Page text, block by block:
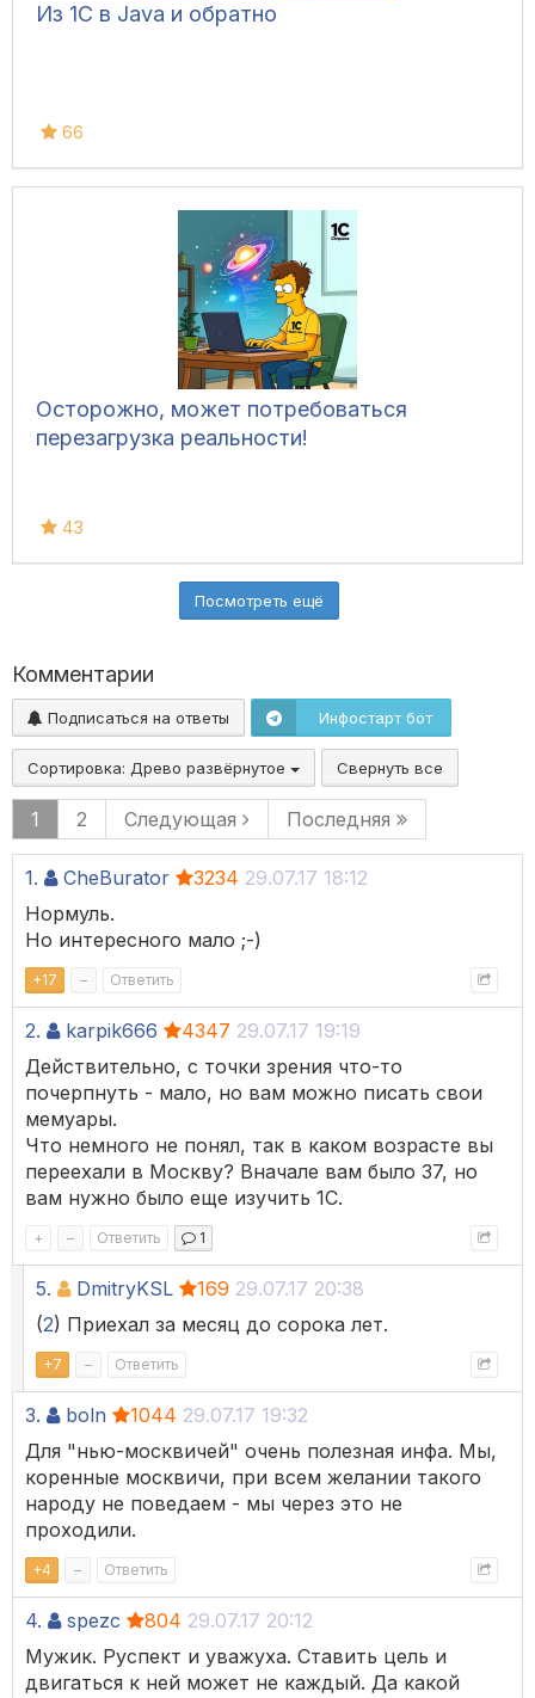
Из 1С в Java и обратно
66
Осторожно, может потребоваться
перезагрузка реальности!
43
Посмотреть ещё
Комментарии
Подписаться на ответы Инфостарт бот
Сортировка: Древо развёрнутое Свернуть все
1 2 Следующая Последняя
1. CheBurator 3234 29.07.17 18:12
Нормуль.
Но интересного мало ;-)
+17 – Ответить
2. karpik666 4347 29.07.17 19:19
Действительно, с точки зрения что-то
почерпнуть - мало, но вам можно писать свои
мемуары.
Что немного не понял, так в каком возрасте вы
переехали в Москву? Вначале вам было 37, но
вам нужно было еще изучить 1С.
+ – Ответить 1
5. DmitryKSL 169 29.07.17 20:38
(2) Приехал за месяц до сорока лет.
+7 – Ответить
3. boln 1044 29.07.17 19:32
Для "нью-москвичей" очень полезная инфа. Мы,
коренные москвичи, при всем желании такого
народу не поведаем - мы через это не
проходили.
+4 – Ответить
4. spezc 804 29.07.17 20:12
Мужик. Руспект и уважуха. Ставить цель и
двигаться к ней может не каждый. Да какой